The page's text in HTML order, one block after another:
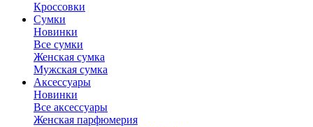
Кроссовки
Сумки
Новинки
Все сумки
Женская сумка
Мужская сумка
Аксессуары
Новинки
Все аксессуары
Женская парфюмерия